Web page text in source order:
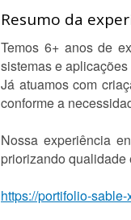
Resumo da
Temos 6+ anos de
sistemas e
Já atuamos com
conforme a
Nossa experiência
priorizando
https://portifolio-